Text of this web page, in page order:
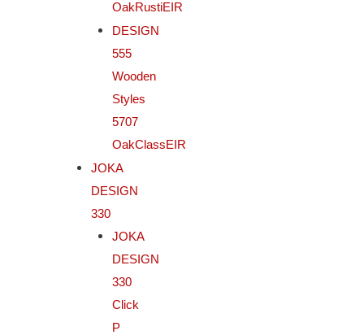
OakRustiEIR
DESIGN
555
Wooden
Styles
5707
OakClassEIR
JOKA
DESIGN
330
JOKA
DESIGN
330
Click
P